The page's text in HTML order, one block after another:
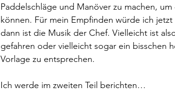
Paddelschläge und Manöver zu machen,
können. Für mein Empfinden würde ich
dann ist die Musik der Chef. Vielleicht ist
gefahren oder vielleicht sogar ein bisschen
Vorlage zu entsprechen.
Ich werde im zweiten Teil berichten…